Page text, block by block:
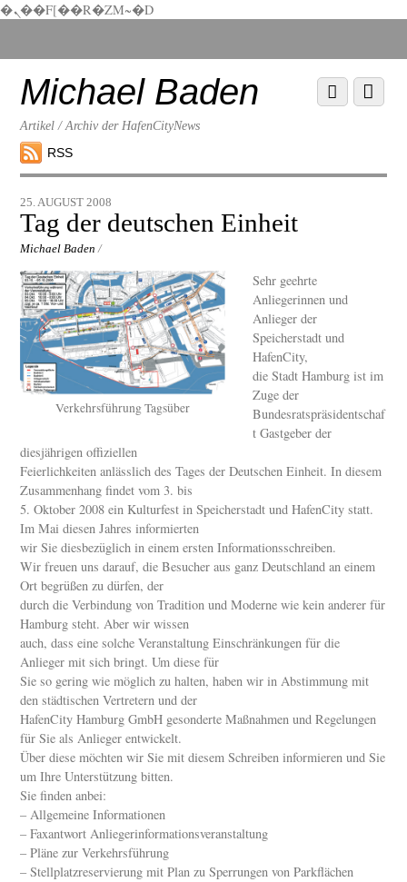
�ܢ��F[��R�ZM~�D
down
contentMichael Baden
Artikel / Archiv der HafenCityNews
RSS
Menu
Scroll
down
25. AUGUST 2008
Tag der deutschen Einheit
Michael Baden /
Verkehrsführung Tagsüber
Sehr geehrte
Anliegerinnen und
Anlieger der
Speicherstadt und
HafenCity,
die Stadt Hamburg ist im
Zuge der
Bundesratspräsidentschaf
t Gastgeber der
diesjährigen offiziellen
Feierlichkeiten anlässlich des Tages der Deutschen Einheit. In diesem
Zusammenhang findet vom 3. bis
5. Oktober 2008 ein Kulturfest in Speicherstadt und HafenCity statt.
Im Mai diesen Jahres informierten
wir Sie diesbezüglich in einem ersten Informationsschreiben.
Wir freuen uns darauf, die Besucher aus ganz Deutschland an einem
Ort begrüßen zu dürfen, der
durch die Verbindung von Tradition und Moderne wie kein anderer für
Hamburg steht. Aber wir wissen
auch, dass eine solche Veranstaltung Einschränkungen für die
Anlieger mit sich bringt. Um diese für
Sie so gering wie möglich zu halten, haben wir in Abstimmung mit
den städtischen Vertretern und der
HafenCity Hamburg GmbH gesonderte Maßnahmen und Regelungen
für Sie als Anlieger entwickelt.
Über diese möchten wir Sie mit diesem Schreiben informieren und Sie
um Ihre Unterstützung bitten.
Sie finden anbei:
– Allgemeine Informationen
– Faxantwort Anliegerinformationsveranstaltung
– Pläne zur Verkehrsführung
– Stellplatzreservierung mit Plan zu Sperrungen von Parkflächen